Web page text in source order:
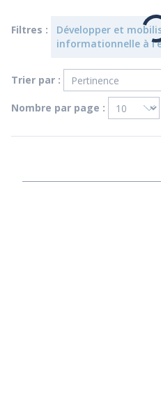
Filtres :
Développer et
informationnelle à
Trier par :
Nombre par page :